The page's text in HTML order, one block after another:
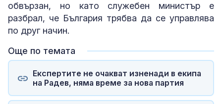
обвързан, но като служебен министър е
разбрал, че България трябва да се управлява
по друг начин.
Още по темата
Експертите не очакват изненади в екипа
на Радев, няма време за нова партия